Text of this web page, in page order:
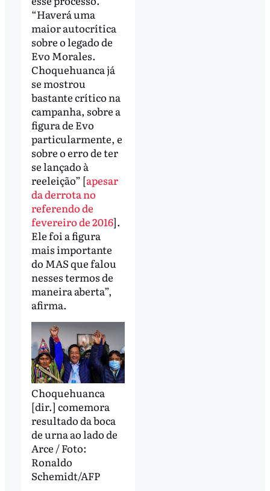
“Haverá uma
maior autocrítica
sobre o legado de
Evo Morales.
Choquehuanca já
se mostrou
bastante crítico na
campanha, sobre a
figura de Evo
particularmente, e
sobre o erro de ter
se lançado à
reeleição” [apesar
da derrota no
referendo de
fevereiro de 2016].
Ele foi a figura
mais importante
do MAS que falou
nesses termos de
maneira aberta”,
afirma.
Choquehuanca
[dir.] comemora
resultado da boca
de urna ao lado de
Arce / Foto:
Ronaldo
Schemidt/AFP